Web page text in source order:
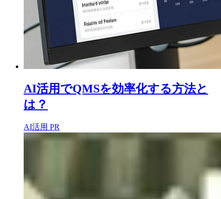
AI活用でQMSを効率化する方法と
は？
AI活用 PR